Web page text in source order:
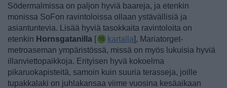
Södermalmissa on paljon hyviä baareja, ja etenkin
monissa SoFon ravintoloissa ollaan ystävällisiä ja
asiantuntevia. Lisää hyviä tasokkaita ravintoloita on
etenkin Hornsgatanilla [ kartalla], Mariatorget-
metroaseman ympäristössä, missä on myös lukuisia hyviä
illanviettopaikkoja. Erityisen hyvä kokoelma
pikaruokapisteitä, samoin kuin suuria terasseja, joille
tupakkalaki on juhlakansaa viime vuosina kesäaikaan